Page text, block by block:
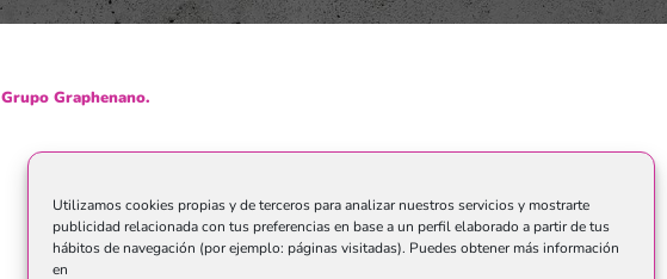
Utilizamos cookies propias y de terceros para analizar nuestros servicios y mostrarte
publicidad relacionada con tus preferencias en base a un perfil elaborado a partir de tus
hábitos de navegación (por ejemplo: páginas visitadas). Puedes obtener más información
en
Grupo Graphenano.